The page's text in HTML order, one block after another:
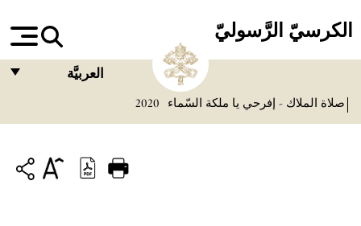
الكرسيّ الرَّسوليّ
العربيَّة
ITALIANO
صلاة الملاك - إفرحي يا ملكة السّماء 2020